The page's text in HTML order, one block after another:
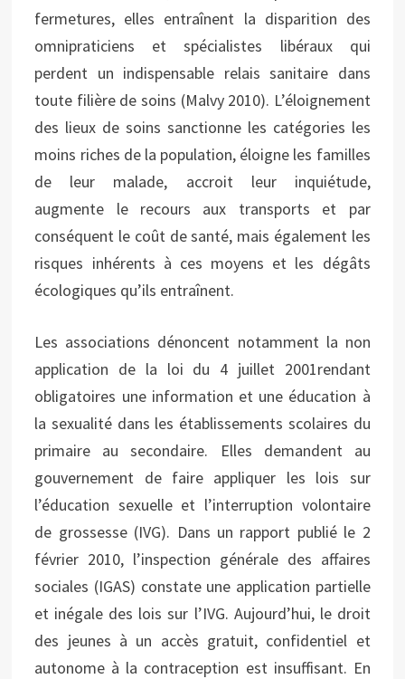
fermetures, elles entraînent la disparition des
omnipraticiens et spécialistes libéraux qui
perdent un indispensable relais sanitaire dans
toute filière de soins (Malvy 2010). L’éloignement
des lieux de soins sanctionne les catégories les
moins riches de la population, éloigne les familles
de leur malade, accroit leur inquiétude,
augmente le recours aux transports et par
conséquent le coût de santé, mais également les
risques inhérents à ces moyens et les dégâts
écologiques qu’ils entraînent.
Les associations dénoncent notamment la non
application de la loi du 4 juillet 2001rendant
obligatoires une information et une éducation à
la sexualité dans les établissements scolaires du
primaire au secondaire. Elles demandent au
gouvernement de faire appliquer les lois sur
l’éducation sexuelle et l’interruption volontaire
de grossesse (IVG). Dans un rapport publié le 2
février 2010, l’inspection générale des affaires
sociales (IGAS) constate une application partielle
et inégale des lois sur l’IVG. Aujourd’hui, le droit
des jeunes à un accès gratuit, confidentiel et
autonome à la contraception est insuffisant. En